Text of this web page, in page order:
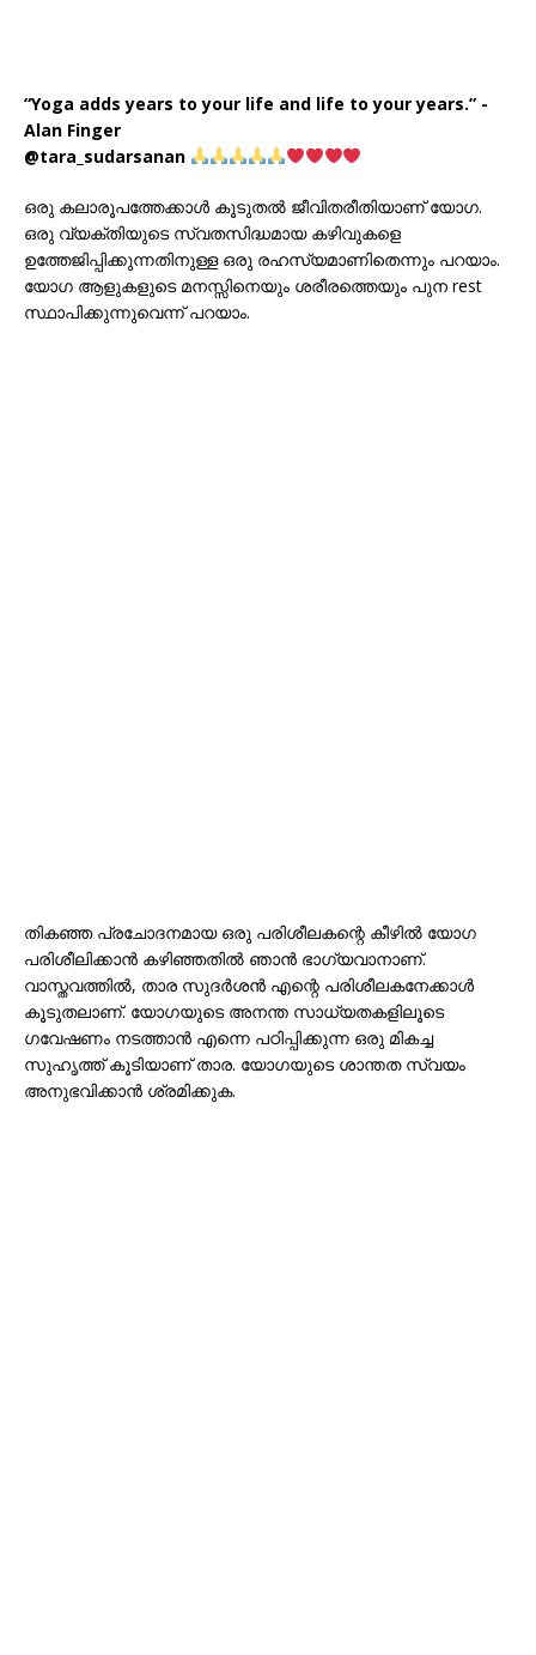
“Yoga adds years to your life and life to your years.” -
Alan Finger
@tara_sudarsanan
ഒരു കലാരൂപത്തേക്കാൾ കൂടുതൽ ജീവിതരീതിയാണ് യോഗ.
ഒരു വ്യക്തിയുടെ സ്വതസിദ്ധമായ കഴിവുകളെ
ഉത്തേജിപ്പിക്കുന്നതിനുള്ള ഒരു രഹസ്യമാണിതെന്നും പറയാം.
യോഗ ആളുകളുടെ മനസ്സിനെയും ശരീരത്തെയും പുന rest
സ്ഥാപിക്കുന്നുവെന്ന് പറയാം.
തികഞ്ഞ പ്രചോദനമായ ഒരു പരിശീലകന്റെ കീഴിൽ യോഗ
പരിശീലിക്കാൻ കഴിഞ്ഞതിൽ ഞാൻ ഭാഗ്യവാനാണ്.
വാസ്തവത്തിൽ, താര സുദർശൻ എന്റെ പരിശീലകനേക്കാൾ
കൂടുതലാണ്. യോഗയുടെ അനന്ത സാധ്യതകളിലൂടെ
ഗവേഷണം നടത്താൻ എന്നെ പഠിപ്പിക്കുന്ന ഒരു മികച്ച
സുഹൃത്ത് കൂടിയാണ് താര. യോഗയുടെ ശാന്തത സ്വയം
അനുഭവിക്കാൻ ശ്രമിക്കുക.